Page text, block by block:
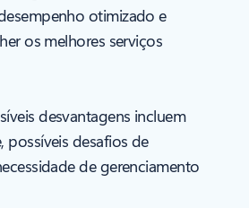
otimizado e
os melhores serviços
desvantagens incluem
possíveis desafios de
de gerenciamento